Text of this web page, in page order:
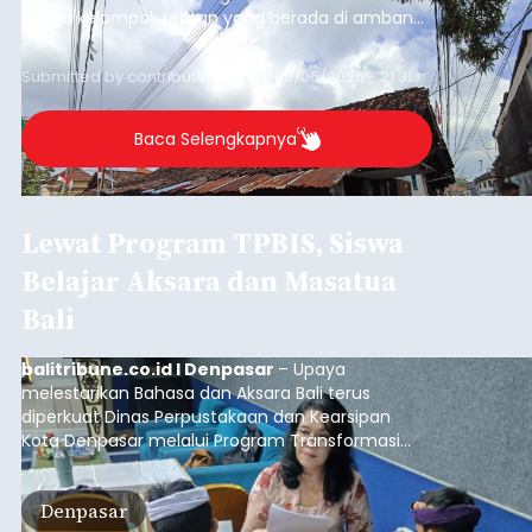
warga kelompok rentan yang berada di ambang
garis kemiskinan. Langkah strategis ini diambil
guna menjaga masyarakat yang berada pada
kelompok desil 5 dan 6 tersebut agar tidak
merosot ke kategori miskin.
Submitted by contributor Thu, 08/06/2026 - 21:31
Baca Selengkapnya
Lewat Program TPBIS, Siswa
Belajar Aksara dan Masatua
Bali
balitribune.co.id I Denpasar – Upaya
melestarikan Bahasa dan Aksara Bali terus
diperkuat Dinas Perpustakaan dan Kearsipan
Kota Denpasar melalui Program Transformasi
Perpustakaan Berbasis Inklusi Sosial (TPBIS).
Tahun ini, sebanyak 63 siswa kelas IV dan V SD
Negeri 17 Dangin Puri mendapat pelatihan
Denpasar